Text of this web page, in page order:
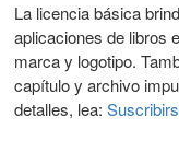
La licencia básica
aplicaciones de libros
marca y logotipo.
capítulo y archivo
detalles, lea: